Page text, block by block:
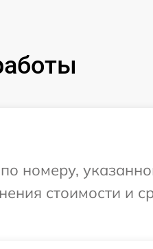
номеру,
стоимости и